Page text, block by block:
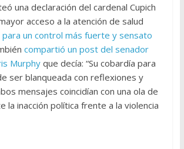
una declaración del cardenal Cupich
acceso a la atención de salud
un control más fuerte y sensato
compartió un post del senador
Murphyque decía: “Su cobardía para
ser blanqueada con reflexiones y
mensajes coincidían con una ola de
la inacción política frente a la violencia